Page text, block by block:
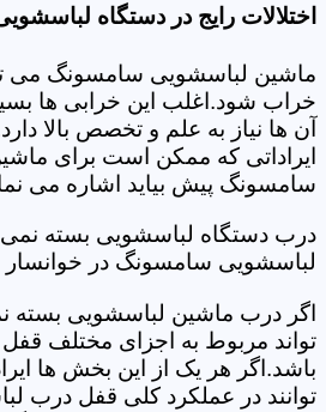
اختلالات رایج در دستگاه
ماشین لباسشویی سامسونگ می
خراب شود.اغلب این خرابی ها
آن ها نیاز به علم و تخصص بالا
ایراداتی که ممکن است برای
سامسونگ پیش بیاید اشاره می
درب دستگاه لباسشویی بسته نمی
لباسشویی سامسونگ در خوانسار
اگر درب ماشین لباسشویی بسته
تواند مربوط به اجزای مختلف
باشد.اگر هر یک از این بخش ها
توانند در عملکرد کلی قفل درب